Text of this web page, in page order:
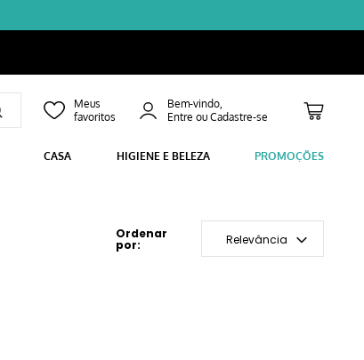
Bem-vindo,
CASA HIGIENE E BELEZA PROMOÇÕES
Relevância